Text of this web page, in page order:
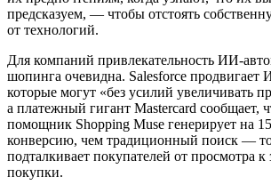
предсказуем, — чтобы отстоять
от технологий.
Для компаний привлекательность ИИ-
шопинга очевидна. Salesforce продвигает
которые могут «без усилий увеличивать
а платежный гигант Mastercard сообщает,
помощник Shopping Muse генерирует на
конверсию, чем традиционный поиск — то
подталкивает покупателей от просмотра
покупки.